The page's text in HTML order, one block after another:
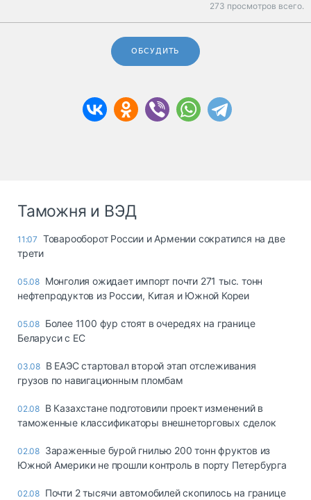
273 просмотров всего.
ОБСУДИТЬ
Таможня и ВЭД
11:07 Товарооборот России и Армении сократился на две
трети
05.08 Монголия ожидает импорт почти 271 тыс. тонн
нефтепродуктов из России, Китая и Южной Кореи
05.08 Более 1100 фур стоят в очередях на границе
Беларуси с ЕС
03.08 В ЕАЭС стартовал второй этап отслеживания
грузов по навигационным пломбам
02.08 В Казахстане подготовили проект изменений в
таможенные классификаторы внешнеторговых сделок
02.08 Зараженные бурой гнилью 200 тонн фруктов из
Южной Америки не прошли контроль в порту Петербурга
02.08 Почти 2 тысячи автомобилей скопилось на границе